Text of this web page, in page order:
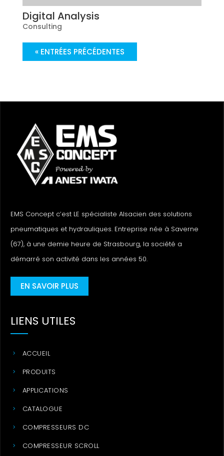
Digital Analysis
Consulting
« ENTRÉES PRÉCÉDENTES
EMS Concept c’est LE spécialiste Alsacien des solutions
pneumatiques et hydrauliques. Entreprise née à Saverne
(67), à une demie heure de Strasbourg, la société a
démarré son activité dans les années 50.
EN SAVOIR PLUS
LIENS UTILES
ACCUEIL
PRODUITS
APPLICATIONS
CATALOGUE
COMPRESSEURS DC
COMPRESSEUR SCROLL